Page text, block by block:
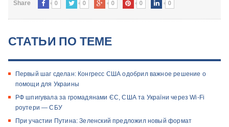
Share 0 0 0 0 0
СТАТЬИ ПО ТЕМЕ
Первый шаг сделан: Конгресс США одобрил важное решение о
помощи для Украины
РФ шпигувала за громадянами ЄС, США та України через Wi-Fi
роутери — СБУ
При участии Путина: Зеленский предложил новый формат